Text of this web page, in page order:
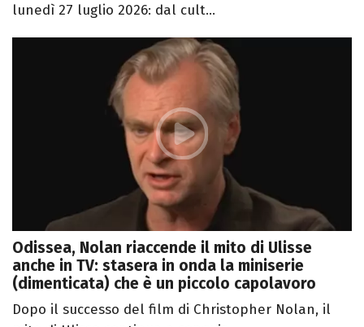
lunedì 27 luglio 2026: dal cult...
Odissea, Nolan riaccende il mito di Ulisse
anche in TV: stasera in onda la miniserie
(dimenticata) che è un piccolo capolavoro
Dopo il successo del film di Christopher Nolan, il